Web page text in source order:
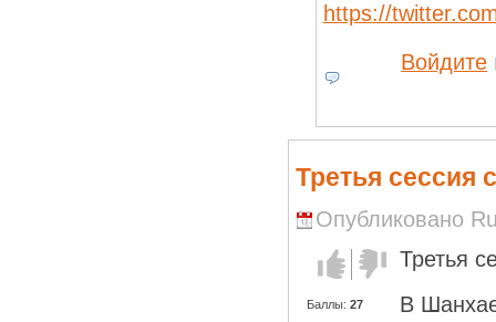
https://
Войдите
Третья сессия
Опубликовано
Голос за!Голос
против!
Баллы: 27
Третья
В